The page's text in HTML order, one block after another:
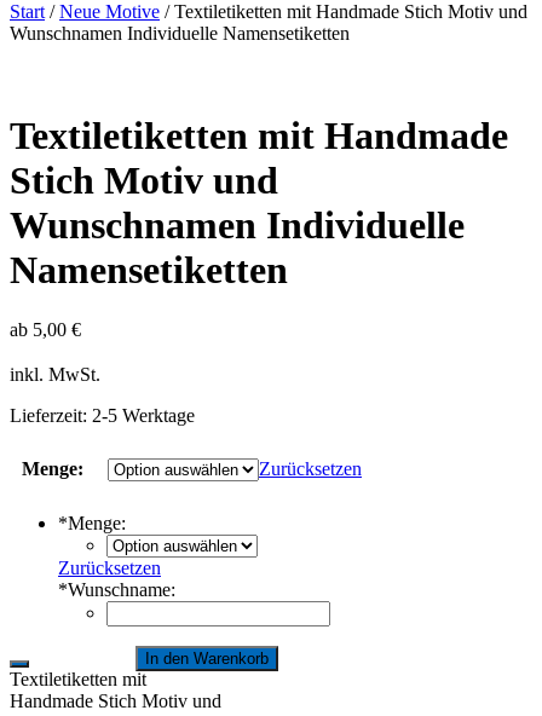
Start /Neue Motive / Textiletiketten mit Handmade Stich Motiv und
Wunschnamen Individuelle Namensetiketten
Textiletiketten mit Handmade
Stich Motiv und
Wunschnamen Individuelle
Namensetiketten
ab 5,00 €
inkl. MwSt.
Lieferzeit: 2-5 Werktage
Menge: Zurücksetzen
*Menge:
Zurücksetzen
*Wunschname:
Textiletiketten mit
Handmade Stich Motiv und
In den Warenkorb